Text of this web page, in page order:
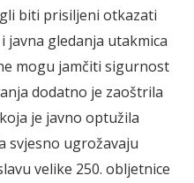
biti prisiljeni otkazati
javna gledanja utakmica
mogu jamčiti sigurnost
dodatno je zaoštrila
je javno optužila
svjesno ugrožavaju
velike 250. obljetnice